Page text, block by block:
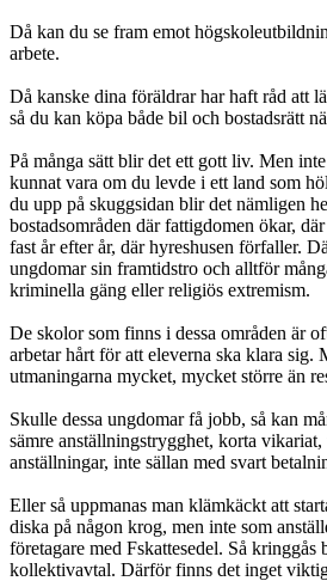
Då kan du se fram emot
arbete.
Då kanske dina föräldrar har haft råd att
så du kan köpa både bil och bostadsrätt
På många sätt blir det ett gott liv. Men
kunnat vara om du levde i ett land som
du upp på skuggsidan blir det nämligen
bostadsområden där fattigdomen ökar,
fast år efter år, där hyreshusen förfaller.
ungdomar sin framtidstro och alltför
kriminella gäng eller religiös extremism.
De skolor som finns i dessa områden är
arbetar hårt för att eleverna ska klara sig.
utmaningarna mycket, mycket större än
Skulle dessa ungdomar få jobb, så kan
sämre anställningstrygghet, korta vikariat,
anställningar, inte sällan med svart
Eller så uppmanas man klämkäckt att
diska på någon krog, men inte som
företagare med Fskattesedel. Så kringgås
kollektivavtal. Därför finns det inget